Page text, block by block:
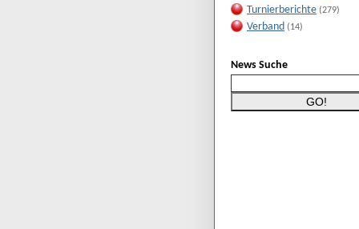
Turnierberichte (279)
Verband (14)
News Suche